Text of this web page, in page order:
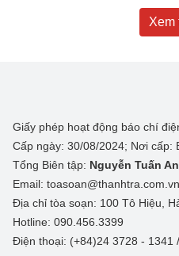
Xem
Giấy phép hoạt động báo chí
Cấp ngày: 30/08/2024; Nơi cấp:
Tổng Biên tập: Nguyễn Tuấn
Email: toasoan@thanhtra.com.vn
Địa chỉ tòa soạn: 100 Tô Hiệu,
Hotline: 090.456.3399
Điện thoại: (+84)24 3728 - 1341